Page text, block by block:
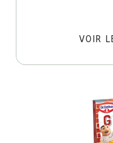
VOIR